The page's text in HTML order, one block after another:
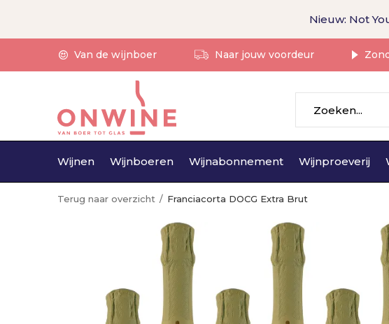
Wijnen Wijnboeren Wijnabonnement Wijnproeverij
Van de wijnboer Naar jouw voordeur
Nieuw: Not
Terug naar overzicht Franciacorta DOCG Extra Brut